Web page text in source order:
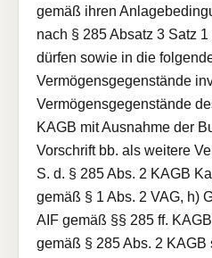
gemäß ihren
nach § 285 Absatz 3 Satz
dürfen sowie in die
Vermögensgegenstände
Vermögensgegenstände
KAGB mit Ausnahme der
Vorschrift bb. als weitere
S. d. § 285 Abs. 2 KAGB
gemäß § 1 Abs. 2 VAG, h)
AIF gemäß §§ 285 ff.
gemäß § 285 Abs. 2